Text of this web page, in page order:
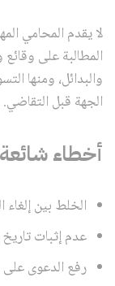
لا يقدم المحامي
المطالبة على
والبدائل، ومنها
الجهة قبل التقاضي.
أخطاء شائعة
الخلط بين
عدم إثبات تاريخ
رفع الدعوى